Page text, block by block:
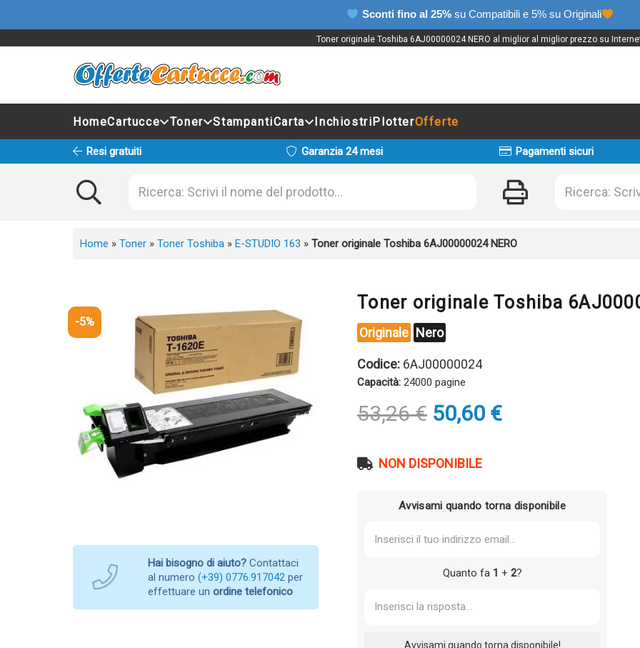
Sconti fino al 25% su Compatibili e 5% su Originali
Toner originale Toshiba 6AJ00000024 NERO al miglior al miglior prezzo su
HomeCartucce Toner StampantiCarta InchiostriPlotterOfferte
Resi gratuiti Garanzia 24 mesi Pagamenti sicuri
Home » Toner » Toner Toshiba » E-STUDIO 163 » Toner originale Toshiba 6AJ00000024 NERO
-5%
Hai bisogno di aiuto? Contattaci
al numero (+39) 0776.917042 per
effettuare un ordine telefonico
Toner originale Toshiba
Originale Nero
Codice: 6AJ00000024
Capacità: 24000 pagine
53,26€ Il
prezzo
era:
50,60 €Il
NON DISPONIBILE
Avvisami quando torna disponibile
Quanto fa 1 + 2?